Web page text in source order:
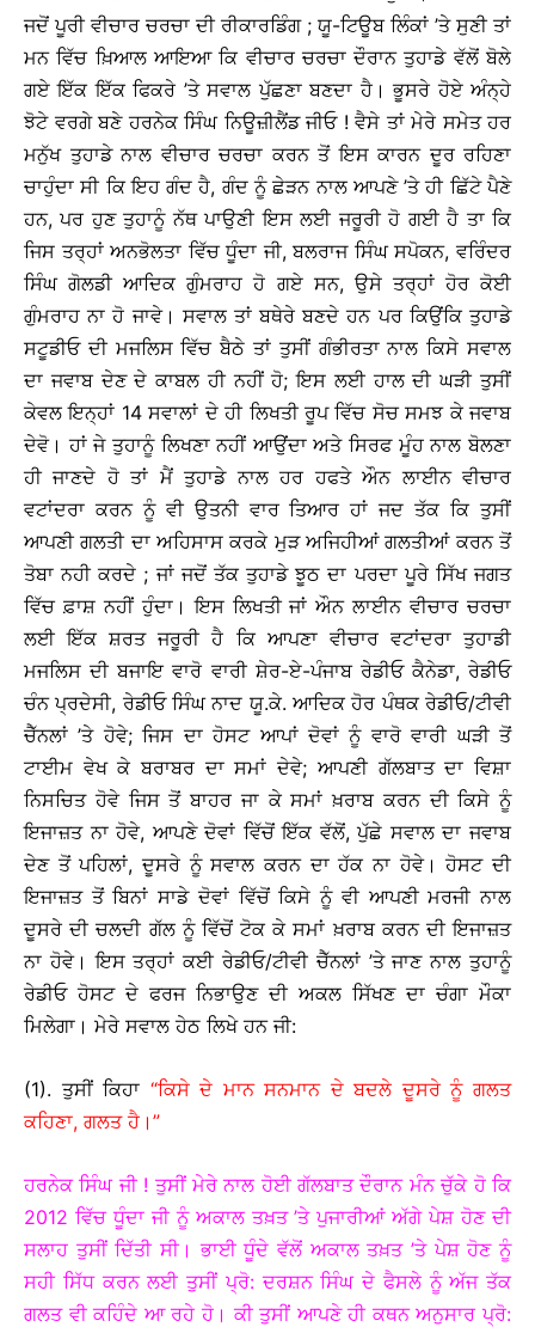
ਜਦੋਂ ਪੂਰੀ ਵੀਚਾਰ ਚਰਚਾ ਦੀ ਰੀਕਾਰਡਿੰਗ ; ਯੂ-ਟਿਊਬ ਲਿੰਕਾਂ ’ਤੇ ਸੁਣੀ ਤਾਂ
ਮਨ ਵਿੱਚ ਖ਼ਿਆਲ ਆਇਆ ਕਿ ਵੀਚਾਰ ਚਰਚਾ ਦੌਰਾਨ ਤੁਹਾਡੇ ਵੱਲੋਂ ਬੋਲੇ
ਗਏ ਇੱਕ ਇੱਕ ਫਿਕਰੇ ’ਤੇ ਸਵਾਲ ਪੁੱਛਣਾ ਬਣਦਾ ਹੈ। ਭੂਸਰੇ ਹੋਏ ਅੰਨ੍ਹੇ
ਝੋਟੇ ਵਰਗੇ ਬਣੇ ਹਰਨੇਕ ਸਿੰਘ ਨਿਊਜ਼ੀਲੈਂਡ ਜੀਓ ! ਵੈਸੇ ਤਾਂ ਮੇਰੇ ਸਮੇਤ ਹਰ
ਮਨੁੱਖ ਤੁਹਾਡੇ ਨਾਲ ਵੀਚਾਰ ਚਰਚਾ ਕਰਨ ਤੋਂ ਇਸ ਕਾਰਨ ਦੂਰ ਰਹਿਣਾ
ਚਾਹੁੰਦਾ ਸੀ ਕਿ ਇਹ ਗੰਦ ਹੈ, ਗੰਦ ਨੂੰ ਛੇੜਨ ਨਾਲ ਆਪਣੇ ’ਤੇ ਹੀ ਛਿੱਟੇ ਪੈਣੇ
ਹਨ, ਪਰ ਹੁਣ ਤੁਹਾਨੂੰ ਨੱਥ ਪਾਉਣੀ ਇਸ ਲਈ ਜਰੂਰੀ ਹੋ ਗਈ ਹੈ ਤਾ ਕਿ
ਜਿਸ ਤਰ੍ਹਾਂ ਅਨਭੋਲਤਾ ਵਿੱਚ ਧੂੰਦਾ ਜੀ, ਬਲਰਾਜ ਸਿੰਘ ਸਪੋਕਨ, ਵਰਿੰਦਰ
ਸਿੰਘ ਗੋਲਡੀ ਆਦਿਕ ਗੁੰਮਰਾਹ ਹੋ ਗਏ ਸਨ, ਉਸੇ ਤਰ੍ਹਾਂ ਹੋਰ ਕੋਈ
ਗੁੰਮਰਾਹ ਨਾ ਹੋ ਜਾਵੇ। ਸਵਾਲ ਤਾਂ ਬਥੇਰੇ ਬਣਦੇ ਹਨ ਪਰ ਕਿਉਂਕਿ ਤੁਹਾਡੇ
ਸਟੂਡੀਓ ਦੀ ਮਜਲਿਸ ਵਿੱਚ ਬੈਠੇ ਤਾਂ ਤੁਸੀਂ ਗੰਭੀਰਤਾ ਨਾਲ ਕਿਸੇ ਸਵਾਲ
ਦਾ ਜਵਾਬ ਦੇਣ ਦੇ ਕਾਬਲ ਹੀ ਨਹੀਂ ਹੋ; ਇਸ ਲਈ ਹਾਲ ਦੀ ਘੜੀ ਤੁਸੀਂ
ਕੇਵਲ ਇਨ੍ਹਾਂ 14 ਸਵਾਲਾਂ ਦੇ ਹੀ ਲਿਖਤੀ ਰੂਪ ਵਿੱਚ ਸੋਚ ਸਮਝ ਕੇ ਜਵਾਬ
ਦੇਵੋ। ਹਾਂ ਜੇ ਤੁਹਾਨੂੰ ਲਿਖਣਾ ਨਹੀਂ ਆਉਂਦਾ ਅਤੇ ਸਿਰਫ ਮੂੰਹ ਨਾਲ ਬੋਲਣਾ
ਹੀ ਜਾਣਦੇ ਹੋ ਤਾਂ ਮੈਂ ਤੁਹਾਡੇ ਨਾਲ ਹਰ ਹਫਤੇ ਔਨ ਲਾਈਨ ਵੀਚਾਰ
ਵਟਾਂਦਰਾ ਕਰਨ ਨੂੰ ਵੀ ਉਤਨੀ ਵਾਰ ਤਿਆਰ ਹਾਂ ਜਦ ਤੱਕ ਕਿ ਤੁਸੀਂ
ਆਪਣੀ ਗਲਤੀ ਦਾ ਅਹਿਸਾਸ ਕਰਕੇ ਮੁੜ ਅਜਿਹੀਆਂ ਗਲਤੀਆਂ ਕਰਨ ਤੋਂ
ਤੋਬਾ ਨਹੀ ਕਰਦੇ ; ਜਾਂ ਜਦੋਂ ਤੱਕ ਤੁਹਾਡੇ ਝੂਠ ਦਾ ਪਰਦਾ ਪੂਰੇ ਸਿੱਖ ਜਗਤ
ਵਿੱਚ ਫ਼ਾਸ਼ ਨਹੀਂ ਹੁੰਦਾ। ਇਸ ਲਿਖਤੀ ਜਾਂ ਔਨ ਲਾਈਨ ਵੀਚਾਰ ਚਰਚਾ
ਲਈ ਇੱਕ ਸ਼ਰਤ ਜਰੂਰੀ ਹੈ ਕਿ ਆਪਣਾ ਵੀਚਾਰ ਵਟਾਂਦਰਾ ਤੁਹਾਡੀ
ਮਜਲਿਸ ਦੀ ਬਜਾਇ ਵਾਰੋ ਵਾਰੀ ਸ਼ੇਰ-ਏ-ਪੰਜਾਬ ਰੇਡੀਓ ਕੈਨੇਡਾ, ਰੇਡੀਓ
ਚੰਨ ਪ੍ਰਦੇਸੀ, ਰੇਡੀਓ ਸਿੰਘ ਨਾਦ ਯੂ.ਕੇ. ਆਦਿਕ ਹੋਰ ਪੰਥਕ ਰੇਡੀਓ/ਟੀਵੀ
ਚੈੱਨਲਾਂ ’ਤੇ ਹੋਵੇ; ਜਿਸ ਦਾ ਹੋਸਟ ਆਪਾਂ ਦੋਵਾਂ ਨੂੰ ਵਾਰੋ ਵਾਰੀ ਘੜੀ ਤੋਂ
ਟਾਈਮ ਵੇਖ ਕੇ ਬਰਾਬਰ ਦਾ ਸਮਾਂ ਦੇਵੇ; ਆਪਣੀ ਗੱਲਬਾਤ ਦਾ ਵਿਸ਼ਾ
ਨਿਸਚਿਤ ਹੋਵੇ ਜਿਸ ਤੋਂ ਬਾਹਰ ਜਾ ਕੇ ਸਮਾਂ ਖ਼ਰਾਬ ਕਰਨ ਦੀ ਕਿਸੇ ਨੂੰ
ਇਜਾਜ਼ਤ ਨਾ ਹੋਵੇ, ਆਪਣੇ ਦੋਵਾਂ ਵਿੱਚੋਂ ਇੱਕ ਵੱਲੋਂ, ਪੁੱਛੇ ਸਵਾਲ ਦਾ ਜਵਾਬ
ਦੇਣ ਤੋਂ ਪਹਿਲਾਂ, ਦੂਸਰੇ ਨੂੰ ਸਵਾਲ ਕਰਨ ਦਾ ਹੱਕ ਨਾ ਹੋਵੇ। ਹੋਸਟ ਦੀ
ਇਜਾਜ਼ਤ ਤੋਂ ਬਿਨਾਂ ਸਾਡੇ ਦੋਵਾਂ ਵਿੱਚੋਂ ਕਿਸੇ ਨੂੰ ਵੀ ਆਪਣੀ ਮਰਜੀ ਨਾਲ
ਦੂਸਰੇ ਦੀ ਚਲਦੀ ਗੱਲ ਨੂੰ ਵਿੱਚੋਂ ਟੋਕ ਕੇ ਸਮਾਂ ਖ਼ਰਾਬ ਕਰਨ ਦੀ ਇਜਾਜ਼ਤ
ਨਾ ਹੋਵੇ। ਇਸ ਤਰ੍ਹਾਂ ਕਈ ਰੇਡੀਓ/ਟੀਵੀ ਚੈੱਨਲਾਂ ’ਤੇ ਜਾਣ ਨਾਲ ਤੁਹਾਨੂੰ
ਰੇਡੀਓ ਹੋਸਟ ਦੇ ਫਰਜ ਨਿਭਾਉਣ ਦੀ ਅਕਲ ਸਿੱਖਣ ਦਾ ਚੰਗਾ ਮੌਕਾ
ਮਿਲੇਗਾ। ਮੇਰੇ ਸਵਾਲ ਹੇਠ ਲਿਖੇ ਹਨ ਜੀ:
(1). ਤੁਸੀਂ ਕਿਹਾ “ਕਿਸੇ ਦੇ ਮਾਨ ਸਨਮਾਨ ਦੇ ਬਦਲੇ ਦੂਸਰੇ ਨੂੰ ਗਲਤ
ਕਹਿਣਾ, ਗਲਤ ਹੈ।”
ਹਰਨੇਕ ਸਿੰਘ ਜੀ ! ਤੁਸੀਂ ਮੇਰੇ ਨਾਲ ਹੋਈ ਗੱਲਬਾਤ ਦੌਰਾਨ ਮੰਨ ਚੁੱਕੇ ਹੋ ਕਿ
2012 ਵਿੱਚ ਧੂੰਦਾ ਜੀ ਨੂੰ ਅਕਾਲ ਤਖ਼ਤ ’ਤੇ ਪੁਜਾਰੀਆਂ ਅੱਗੇ ਪੇਸ਼ ਹੋਣ ਦੀ
ਸਲਾਹ ਤੁਸੀਂ ਦਿੱਤੀ ਸੀ। ਭਾਈ ਧੂੰਦੇ ਵੱਲੋਂ ਅਕਾਲ ਤਖ਼ਤ ’ਤੇ ਪੇਸ਼ ਹੋਣ ਨੂੰ
ਸਹੀ ਸਿੱਧ ਕਰਨ ਲਈ ਤੁਸੀਂ ਪ੍ਰੋ: ਦਰਸ਼ਨ ਸਿੰਘ ਦੇ ਫੈਸਲੇ ਨੂੰ ਅੱਜ ਤੱਕ
ਗਲਤ ਵੀ ਕਹਿੰਦੇ ਆ ਰਹੇ ਹੋ। ਕੀ ਤੁਸੀਂ ਆਪਣੇ ਹੀ ਕਥਨ ਅਨੁਸਾਰ ਪ੍ਰੋ: